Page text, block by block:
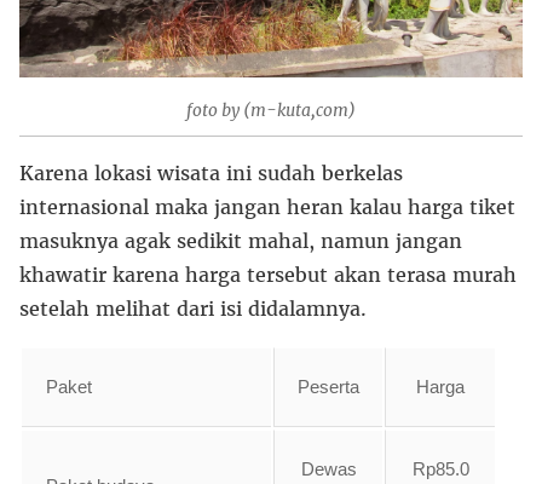
foto by (m-kuta,com)
Karena lokasi wisata ini sudah berkelas
internasional maka jangan heran kalau harga tiket
masuknya agak sedikit mahal, namun jangan
khawatir karena harga tersebut akan terasa murah
setelah melihat dari isi didalamnya.
Paket Peserta Harga
Dewas
Rp85.0